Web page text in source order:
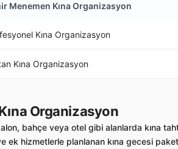
Menemen Kına Organizasyon
Kına Organizasyon
Kına Organizasyon
Organizasyon
bahçe veya otel gibi alanlarda kına
ek hizmetlerle planlanan kına gecesi